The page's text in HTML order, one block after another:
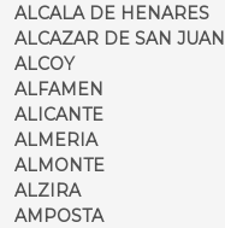
ALCALA DE HENARES
ALCAZAR DE SAN JUAN
ALCOY
ALFAMEN
ALICANTE
ALMERIA
ALMONTE
ALZIRA
AMPOSTA